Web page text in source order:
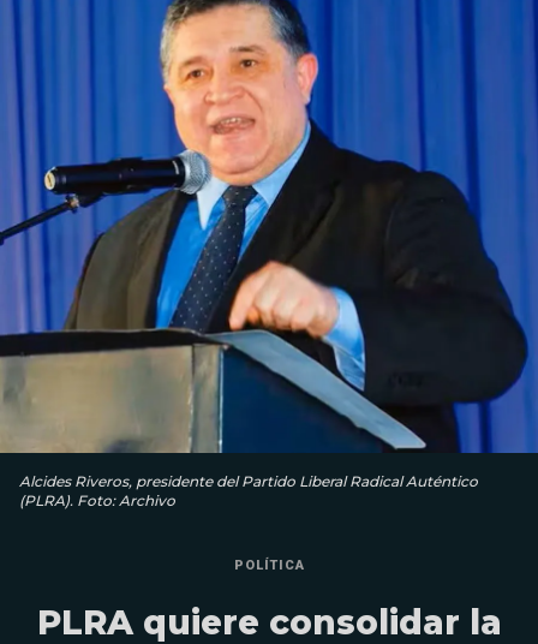
Alcides Riveros, presidente del Partido Liberal Radical Auténtico
(PLRA). Foto: Archivo
POLÍTICA
PLRA quiere consolidar la